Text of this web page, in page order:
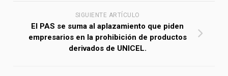
SIGUIENTE ARTÍCULO
El PAS se suma al aplazamiento que piden
empresarios en la prohibición de productos
derivados de UNICEL.